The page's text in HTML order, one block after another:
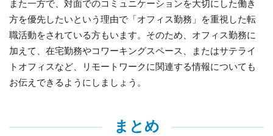
また一方で、対面でのコミュニケーションを大切にした働き
方を優先したいという理由で「オフィス勤務」を重視した転
職活動をされている方もいます。そのため、オフィス勤務に
加えて、在宅勤務やコワーキングスペース、またはサテライ
トオフィスなど、リモートワークに関連する情報についても
お伝えできるようにしましょう。
まとめ